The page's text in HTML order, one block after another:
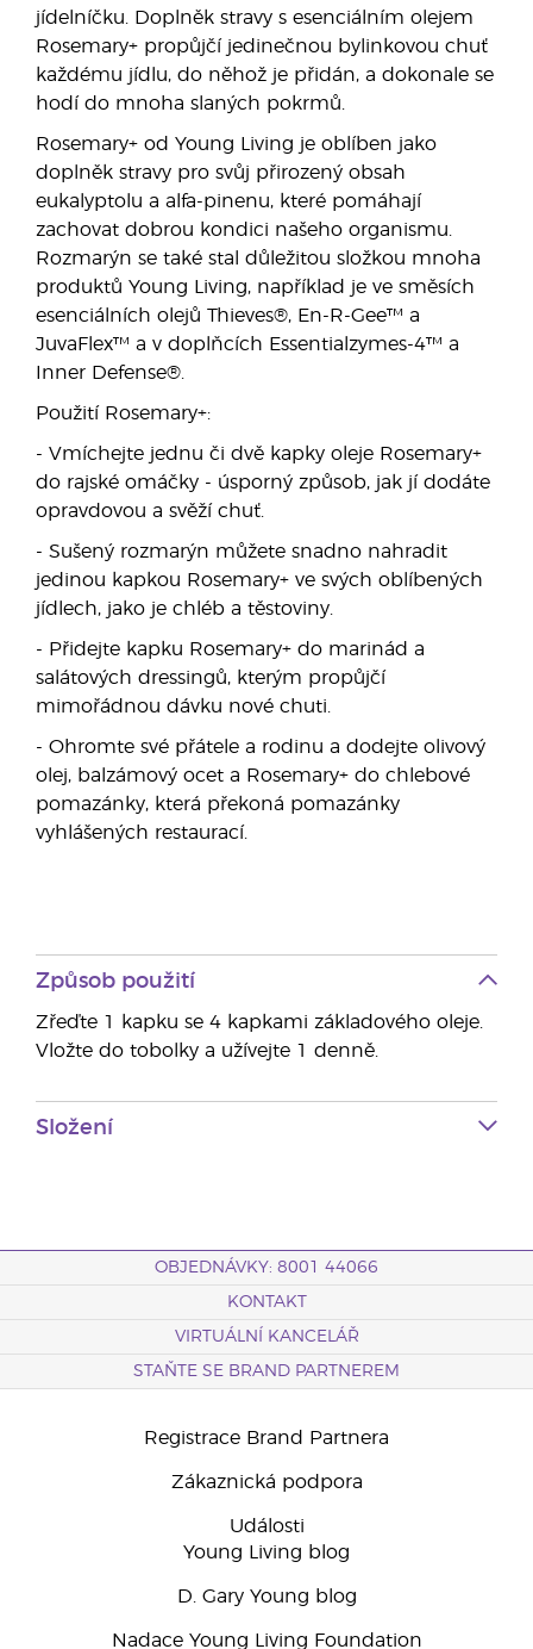
jídelníčku. Doplněk stravy s esenciálním olejem
Rosemary+ propůjčí jedinečnou bylinkovou chuť
každému jídlu, do něhož je přidán, a dokonale se
hodí do mnoha slaných pokrmů.
Rosemary+ od Young Living je oblíben jako
doplněk stravy pro svůj přirozený obsah
eukalyptolu a alfa-pinenu, které pomáhají
zachovat dobrou kondici našeho organismu.
Rozmarýn se také stal důležitou složkou mnoha
produktů Young Living, například je ve směsích
esenciálních olejů Thieves®, En-R-Gee™ a
JuvaFlex™ a v doplňcích Essentialzymes-4™ a
Inner Defense®.
Použití Rosemary+:
- Vmíchejte jednu či dvě kapky oleje Rosemary+
do rajské omáčky - úsporný způsob, jak jí dodáte
opravdovou a svěží chuť.
- Sušený rozmarýn můžete snadno nahradit
jedinou kapkou Rosemary+ ve svých oblíbených
jídlech, jako je chléb a těstoviny.
- Přidejte kapku Rosemary+ do marinád a
salátových dressingů, kterým propůjčí
mimořádnou dávku nové chuti.
- Ohromte své přátele a rodinu a dodejte olivový
olej, balzámový ocet a Rosemary+ do chlebové
pomazánky, která překoná pomazánky
vyhlášených restaurací.
Způsob použití
Zřeďte 1 kapku se 4 kapkami základového oleje.
Vložte do tobolky a užívejte 1 denně.
Složení
OBJEDNÁVKY: 8001 44066
KONTAKT
VIRTUÁLNÍ KANCELÁŘ
STAŇTE SE BRAND PARTNEREM
Registrace Brand Partnera
Zákaznická podpora
Události
Young Living blog
D. Gary Young blog
Nadace Young Living Foundation